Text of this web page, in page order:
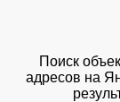
Поиск
адресов на